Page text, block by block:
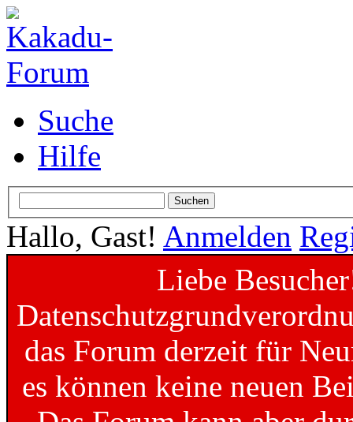
Suche
Hilfe
Hallo, Gast! Anmelden
Liebe
das Forum derzeit für
es können keine neuen